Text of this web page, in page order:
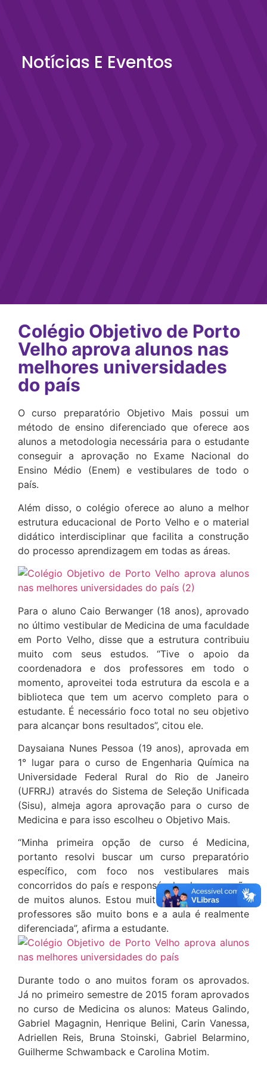
Notícias E Eventos
Colégio Objetivo de Porto
Velho aprova alunos nas
melhores universidades
do país
O curso preparatório Objetivo Mais possui um
método de ensino diferenciado que oferece aos
alunos a metodologia necessária para o estudante
conseguir a aprovação no Exame Nacional do
Ensino Médio (Enem) e vestibulares de todo o
país.
Além disso, o colégio oferece ao aluno a melhor
estrutura educacional de Porto Velho e o material
didático interdisciplinar que facilita a construção
do processo aprendizagem em todas as áreas.
Para o aluno Caio Berwanger (18 anos), aprovado
no último vestibular de Medicina de uma faculdade
em Porto Velho, disse que a estrutura contribuiu
muito com seus estudos. “Tive o apoio da
coordenadora e dos professores em todo o
momento, aproveitei toda estrutura da escola e a
biblioteca que tem um acervo completo para o
estudante. É necessário foco total no seu objetivo
para alcançar bons resultados”, citou ele.
Daysaiana Nunes Pessoa (19 anos), aprovada em
1° lugar para o curso de Engenharia Química na
Universidade Federal Rural do Rio de Janeiro
(UFRRJ) através do Sistema de Seleção Unificada
(Sisu), almeja agora aprovação para o curso de
Medicina e para isso escolheu o Objetivo Mais.
“Minha primeira opção de curso é Medicina,
portanto resolvi buscar um curso preparatório
específico, com foco nos vestibulares mais
concorridos do país e responsável pela aprovação
de muitos alunos. Estou muito satisfeita, pois os
professores são muito bons e a aula é realmente
diferenciada”, afirma a estudante.
Durante todo o ano muitos foram os aprovados.
Já no primeiro semestre de 2015 foram aprovados
no curso de Medicina os alunos: Mateus Galindo,
Gabriel Magagnin, Henrique Belini, Carin Vanessa,
Adriellen Reis, Bruna Stoinski, Gabriel Belarmino,
Guilherme Schwamback e Carolina Motim.